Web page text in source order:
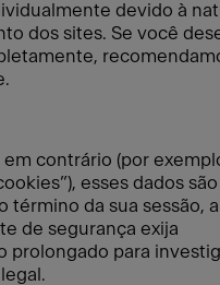
devido à
dos sites. Se você
em contrário (por
esses dados são
término da sua sessão,
de segurança exija
prolongado para